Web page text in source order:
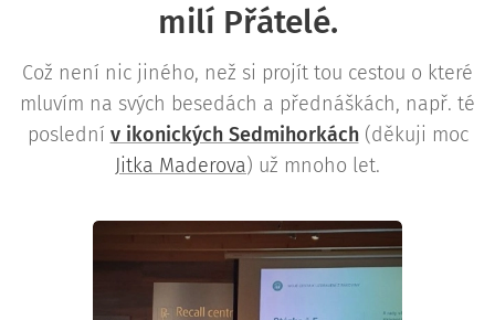
milí Přátelé.
Což není nic jiného, než si projít tou cestou o které
mluvím na svých besedách a přednáškách, např. té
poslední v ikonických Sedmihorkách(děkuji moc
Jitka Maderova) už mnoho let.